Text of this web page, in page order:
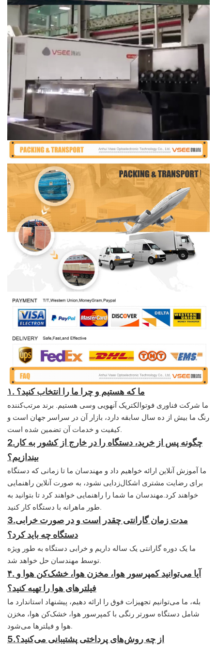
۱. ما که هستیم و چرا ما را انتخاب کنید؟
ما شرکت فناوری فوتوالکتریک آنهویی وسی هستیم. برند مرتب‌کننده
رنگ ما بیش از ده سال سابقه دارد، بازار آن در سراسر جهان است و
کیفیت و خدمات آن تضمین شده است.
2. چگونه پس از خرید، دستگاه را در خارج از کشور به کار
بیندازیم؟
ما آموزش آنلاین ارائه خواهیم داد و مهندسان ما تا زمانی که دستگاه
برای رضایت مشتری اشکال‌زدایی نشود، به صورت آنلاین راهنمایی
خواهند کرد.مهندسان ما شما را راهنمایی خواهند کرد تا بتوانید به
طور ماهرانه با دستگاه کار کنید.
3.مدت زمان گارانتی چقدر است و در صورت خرابی
دستگاه چه باید کرد؟
ما یک دوره گارانتی یک ساله داریم و خرابی دستگاه به طور ویژه
توسط مهندسان حل خواهد شد.
۴. آیا می‌توانید کمپرسور هوا، مخزن هوا، خشک‌کن هوا و
فیلترهای هوا را تهیه کنید؟
بله، ما می‌توانیم تجهیزات فوق را ارائه دهیم، پیشنهاد استاندارد ما
شامل دستگاه سورتر رنگی با کمپرسور هوا، خشک‌کن هوا، مخزن
هوا و فیلترها می‌شود.
5.از چه روش‌های پرداختی پشتیبانی می‌کنید؟